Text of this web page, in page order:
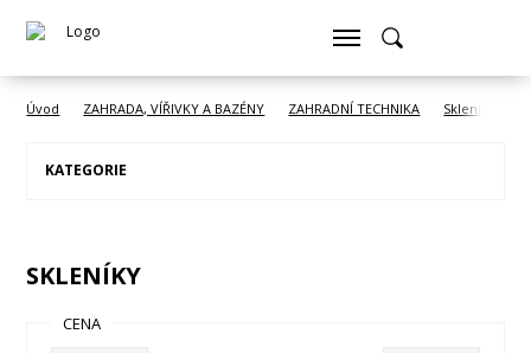
Úvod ZAHRADA, VÍŘIVKY A BAZÉNY ZAHRADNÍ TECHNIKA Skleníky a
KATEGORIE
SKLENÍKY
CENA